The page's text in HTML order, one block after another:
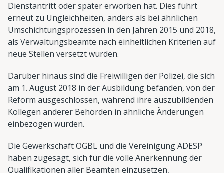
Dienstantritt oder später erworben hat. Dies führt
erneut zu Ungleichheiten, anders als bei ähnlichen
Umschichtungsprozessen in den Jahren 2015 und 2018,
als Verwaltungsbeamte nach einheitlichen Kriterien auf
neue Stellen versetzt wurden.
Darüber hinaus sind die Freiwilligen der Polizei, die sich
am 1. August 2018 in der Ausbildung befanden, von der
Reform ausgeschlossen, während ihre auszubildenden
Kollegen anderer Behörden in ähnliche Änderungen
einbezogen wurden.
Die Gewerkschaft OGBL und die Vereinigung ADESP
haben zugesagt, sich für die volle Anerkennung der
Qualifikationen aller Beamten einzusetzen,